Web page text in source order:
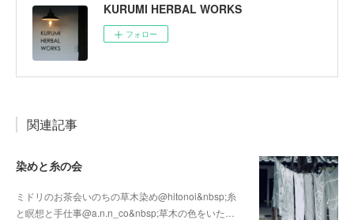
KURUMI HERBAL WORKS
フォロー
関連記事
染めと糸の会
ミドリのお茶会いのちの草木染め@hitonoi&nbsp;糸
と瞑想と手仕事@a.n.n_co&nbsp;草木の色をいた…